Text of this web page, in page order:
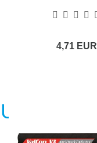
4,71 EUR